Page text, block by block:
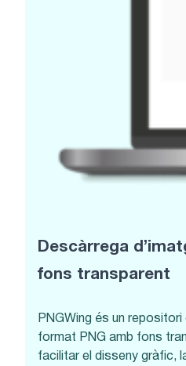
Descàrrega
fons transparent
PNGWing és un repositori
format PNG amb fons
facilitar el disseny gràfic,